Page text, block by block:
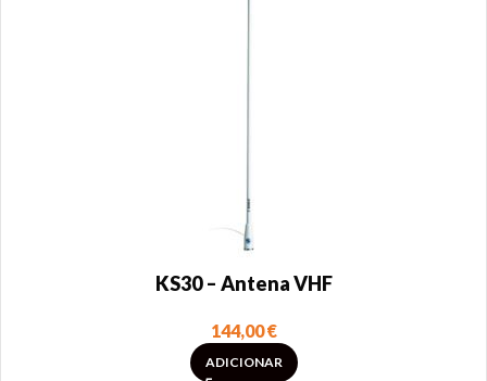
KS30 – Antena VHF
144,00€
ADICIONAR